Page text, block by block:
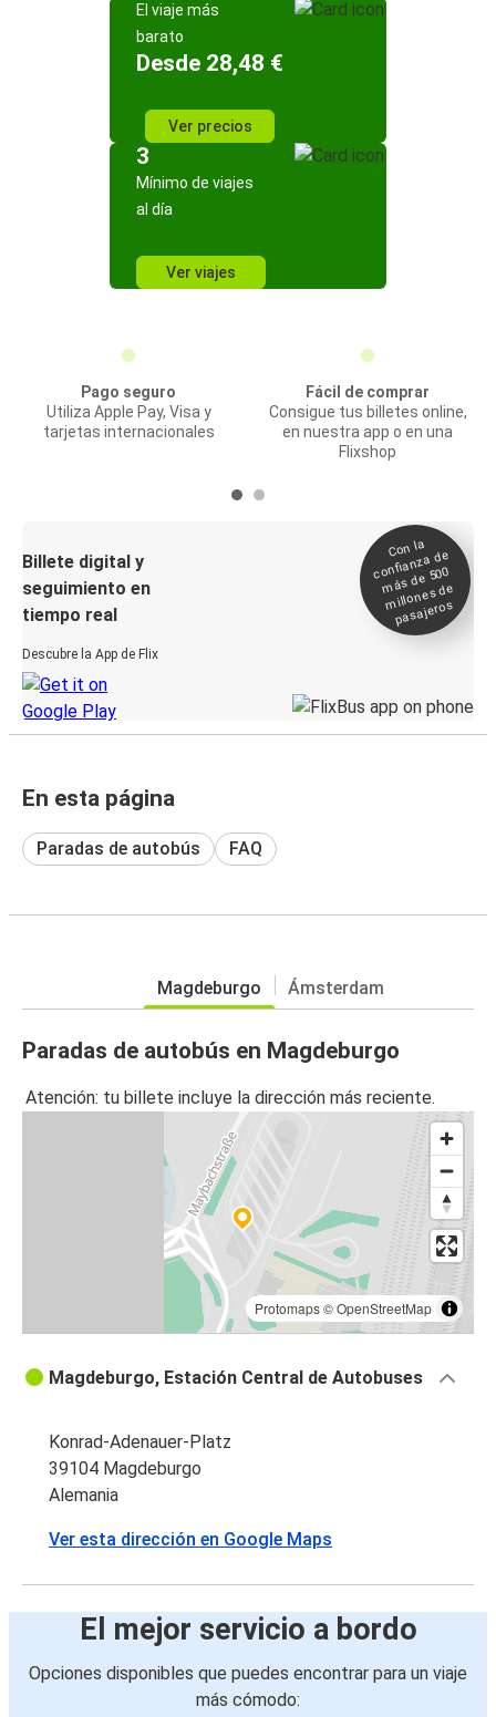
El viaje más
barato
Desde 28,48 €
Ver precios
3
Mínimo de viajes
al día
Ver viajes
Pago seguro
Utiliza Apple Pay, Visa y
tarjetas internacionales
Fácil de comprar
Consigue tus billetes online,
en nuestra app o en una
Flixshop
Billete digital y
seguimiento en
tiempo real
Descubre la App de Flix
Con la
confianza de
más de 500
millones de
pasajeros
En esta página
Paradas de autobús FAQ
Magdeburgo Ámsterdam
Paradas de autobús en Magdeburgo
Atención: tu billete incluye la dirección más reciente.
Protomaps©OpenStreetMap
Magdeburgo, Estación Central de Autobuses
Konrad-Adenauer-Platz
39104 Magdeburgo
Alemania
Ver esta dirección en Google Maps
El mejor servicio a bordo
Opciones disponibles que puedes encontrar para un viaje
más cómodo: